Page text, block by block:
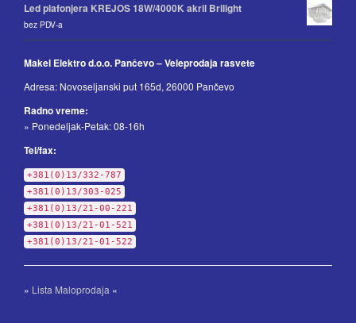
Led plafonjera KREJOS 18W/4000K akril Brilight
bez PDV-a
Makel Elektro d.o.o. Pančevo – Veleprodaja rasvete
Adresa: Novoseljanski put 165d, 26000 Pančevo
Radno vreme:
» Ponedeljak-Petak: 08-16h
Tel/fax:
+381(0)13/332-787
+381(0)13/303-025
+381(0)13/21-00-221
+381(0)13/21-01-521
+381(0)13/21-01-522
» Lista Maloprodaja «